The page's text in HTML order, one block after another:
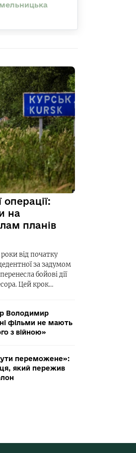
на
планів
від початку
за задумом
бойові дії
Цей крок…
Володимир
фільми не мають
з війною»
переможене»:
який пережив